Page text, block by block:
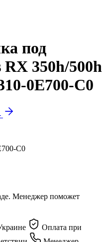
под
350h/500h
0E700-C0
C0
Менеджер поможет
Оплата при